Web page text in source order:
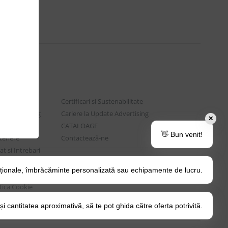
Advertising
si Intrebari
Tips&Tricks
Cookie
Certificari si Sustenabilitate
Cariere la Update Advertising
CATALOAGE
Contactează-ne
✕
👋 Bun venit!
îmbrăcăminte personalizată sau echipamente de lucru.
cantitatea aproximativă, să te pot ghida către oferta potrivită.